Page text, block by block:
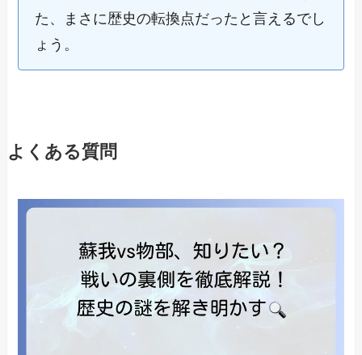
た、まさに歴史の転換点だったと言えるでし
ょう。
よくある質問